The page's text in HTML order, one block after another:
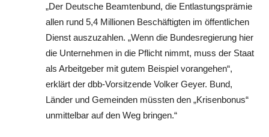
„Der Deutsche Beamtenbund, die Entlastungsprämie
allen rund 5,4 Millionen Beschäftigten im öffentlichen
Dienst auszuzahlen. „Wenn die Bundesregierung hier
die Unternehmen in die Pflicht nimmt, muss der Staat
als Arbeitgeber mit gutem Beispiel vorangehen“,
erklärt der dbb-Vorsitzende Volker Geyer. Bund,
Länder und Gemeinden müssten den „Krisenbonus“
unmittelbar auf den Weg bringen.“